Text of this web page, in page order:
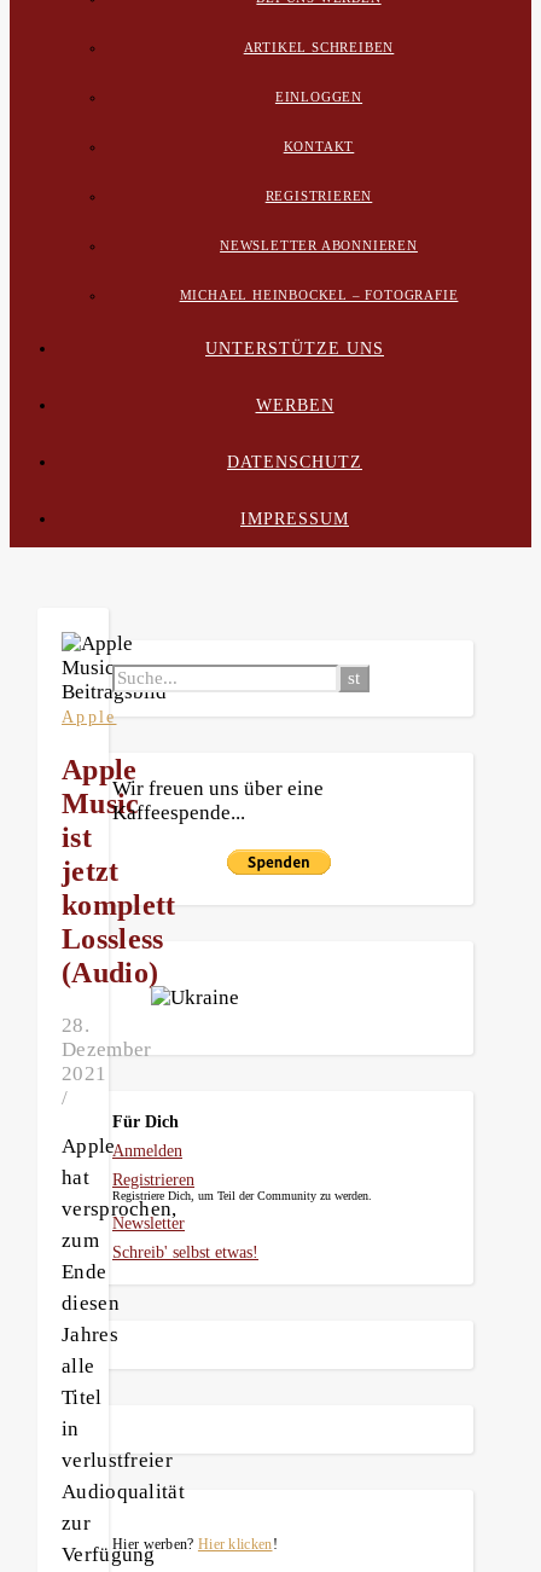
ARTIKEL SCHREIBEN
EINLOGGEN
KONTAKT
REGISTRIEREN
NEWSLETTER ABONNIEREN
MICHAEL HEINBOCKEL – FOTOGRAFIE
UNTERSTÜTZE UNS
WERBEN
DATENSCHUTZ
IMPRESSUM
Apple
Apple
Music
ist
jetzt
komplett
Lossless
(Audio)
28.
Dezember
2021
/
Apple
hat
versprochen,
zum
Ende
diesen
Jahres
alle
Titel
in
verlustfreier
Audioqualität
zur
Verfügung
Wir freuen uns über eine
Kaffeespende...
Für Dich
Anmelden
Registrieren
Registriere Dich, um Teil der Community zu werden.
Newsletter
Schreib' selbst etwas!
Hier werben? Hier klicken!